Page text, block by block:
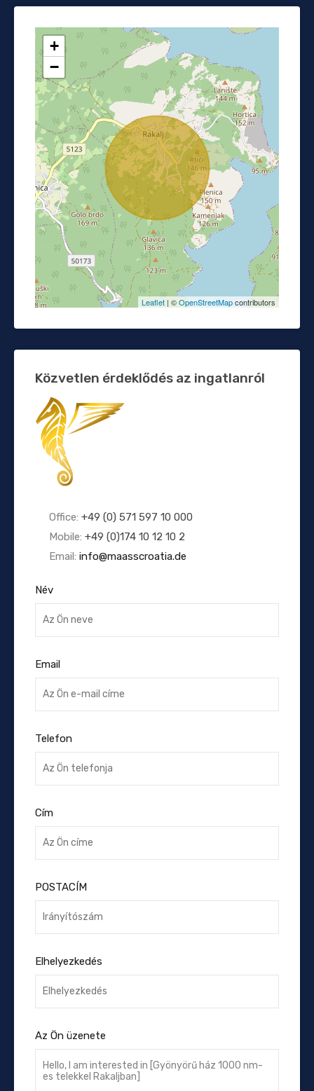
+
−
Leaflet | ©OpenStreetMapcontributors
Közvetlen érdeklődés az ingatlanról
Office: +49 (0) 571 597 10 000
Mobile: +49 (0)174 10 12 10 2
Email: info@maasscroatia.de
Név
Email
Telefon
Cím
POSTACÍM
Elhelyezkedés
Az Ön üzenete